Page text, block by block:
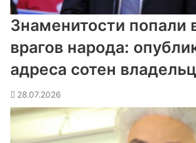
Знаменитости попали
врагов народа:
адреса сотен
28.07.2026